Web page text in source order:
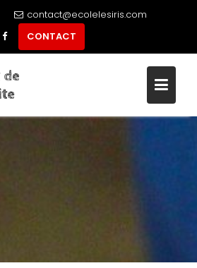
contact@ecolelesiris.com
CONTACT